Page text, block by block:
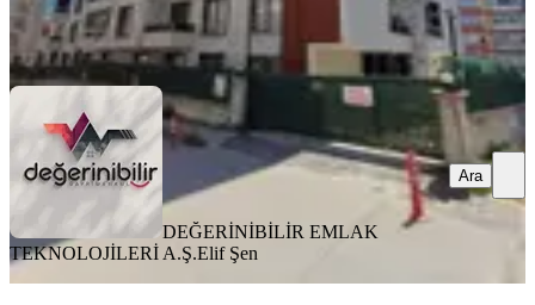
DEĞERİNİBİLİR EMLAK TEKNOLOJİLERİ A.Ş. Elif Şen
Ara
DEĞERİNİBİLİR EMLAK
TEKNOLOJİLERİ A.Ş.Elif Şen
Ara